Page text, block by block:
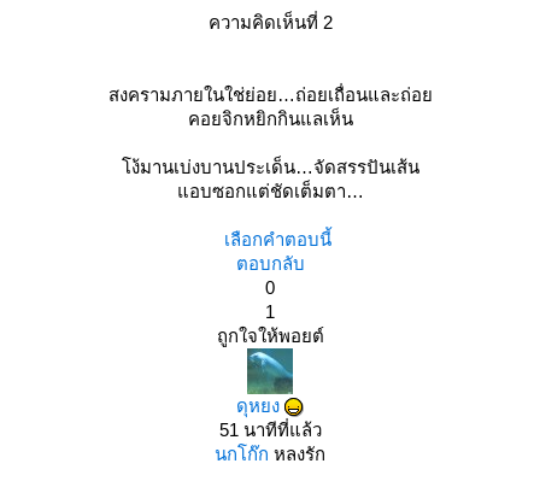
ความคิดเห็นที่ 2
สงครามภายในใช่ย่อย…ถ่อยเถื่อนและถ่อ
คอยจิกหยิกกินแลเห็น
ง้มานเบ่งบานประเด็น…จัดสรรปันเส้น
อบซอกแต่ชัดเต็มตา
เลือกคำตอบนี้
ตอบกลับ
0
1
ถูกใจให้พอยต์
ดุหยง
51 นาทีที่แล้ว
นกโก๊ก หลงรัก